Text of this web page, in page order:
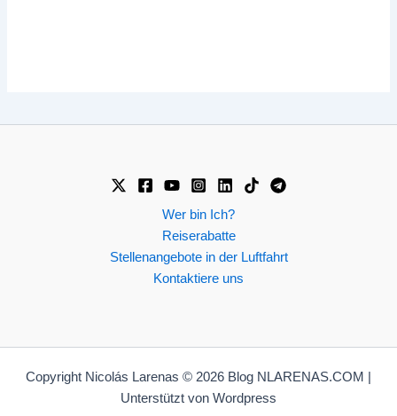
Wer bin Ich?
Reiserabatte
Stellenangebote in der Luftfahrt
Kontaktiere uns
Copyright Nicolás Larenas © 2026 Blog NLARENAS.COM |
Unterstützt von Wordpress